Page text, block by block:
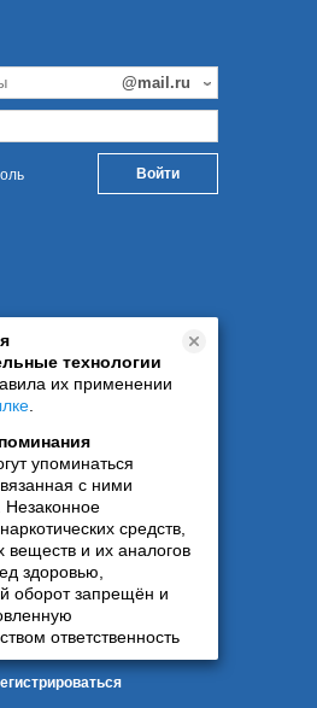
технологии
их применении
упоминаться
с ними
средств,
веществ и их аналогов
здоровью,
оборот запрещён и
ответственность